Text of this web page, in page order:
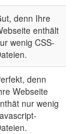
denn Ihre
enthält
wenig CSS-
denn
Webseite
nur wenig